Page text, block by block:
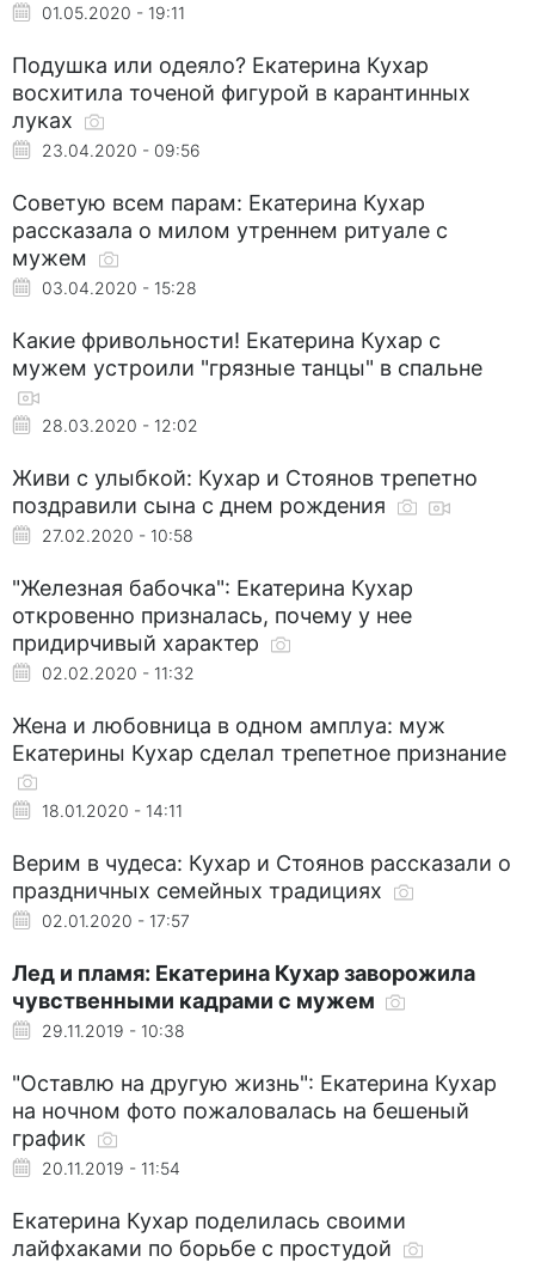
01.05.2020 - 19:11
Подушка или одеяло? Екатерина Кухар
восхитила точеной фигурой в карантинных
луках
23.04.2020 - 09:56
Советую всем парам: Екатерина Кухар
рассказала о милом утреннем ритуале с
мужем
03.04.2020 - 15:28
Какие фривольности! Екатерина Кухар с
мужем устроили "грязные танцы" в спальне
28.03.2020 - 12:02
Живи с улыбкой: Кухар и Стоянов трепетно
поздравили сына с днем рождения
27.02.2020 - 10:58
"Железная бабочка": Екатерина Кухар
откровенно призналась, почему у нее
придирчивый характер
02.02.2020 - 11:32
Жена и любовница в одном амплуа: муж
Екатерины Кухар сделал трепетное признание
18.01.2020 - 14:11
Верим в чудеса: Кухар и Стоянов рассказали о
праздничных семейных традициях
02.01.2020 - 17:57
Лед и пламя: Екатерина Кухар заворожила
чувственными кадрами с мужем
29.11.2019 - 10:38
"Оставлю на другую жизнь": Екатерина Кухар
на ночном фото пожаловалась на бешеный
график
20.11.2019 - 11:54
Екатерина Кухар поделилась своими
лайфхаками по борьбе с простудой